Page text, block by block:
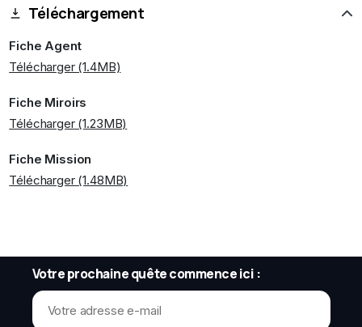
Téléchargement
Fiche Agent
Télécharger (1.4MB)
Fiche Miroirs
Télécharger (1.23MB)
Fiche Mission
Télécharger (1.48MB)
Votre prochaine quête commence ici :